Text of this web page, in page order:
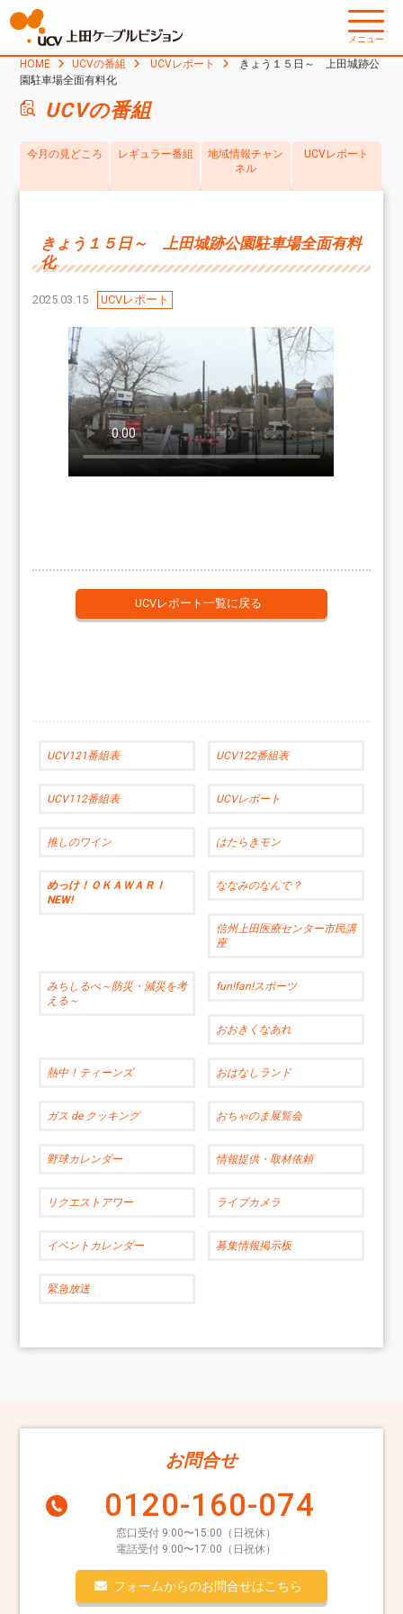
メニュー
HOME UCVの番組 UCVレポート
きょう１５日～ 上田城跡公
園駐車場全面有料化
UCVの番組
今月の見どころ レギュラー番組
地域情報チャン
ネル
UCVレポート
きょう１５日～ 上田城跡公園駐車場全面有料
化
2025.03.15 UCVレポート
UCVレポート一覧に戻る
UCV121番組表 UCV122番組表
UCV112番組表 UCVレポート
推しのワイン はたらきモン
めっけ！ＯＫＡＷＡＲＩ
NEW!
ななみのなんで？
信州上田医療センター市民講
座
みちしるべ～防災・減災を考
える～
fun!fan!スポーツ
おおきくなあれ
熱中！ティーンズ おはなしランド
ガス de クッキング おちゃのま展覧会
野球カレンダー 情報提供・取材依頼
リクエストアワー ライブカメラ
イベントカレンダー 募集情報掲示板
緊急放送
お問合せ
0120-160-074
窓口受付 9:00〜15:00（日祝休）
電話受付 9:00〜17:00（日祝休）
フォームからのお問合せはこちら